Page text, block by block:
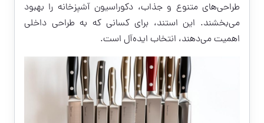
طراحی‌های متنوع و جذاب، دکوراسیون آشپزخانه را بهبود
می‌بخشند. این استند، برای کسانی که به طراحی داخلی
اهمیت می‌دهند، انتخاب ایده‌آل است.